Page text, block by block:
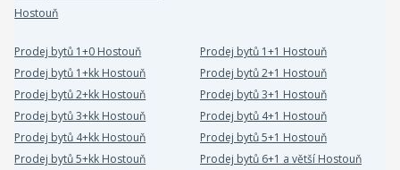
Hostouň
Prodej bytů 1+0 Hostouň
Prodej bytů 1+1 Hostouň
Prodej bytů 1+kk Hostouň
Prodej bytů 2+1 Hostouň
Prodej bytů 2+kk Hostouň
Prodej bytů 3+1 Hostouň
Prodej bytů 3+kk Hostouň
Prodej bytů 4+1 Hostouň
Prodej bytů 4+kk Hostouň
Prodej bytů 5+1 Hostouň
Prodej bytů 5+kk Hostouň
Prodej bytů 6+1 a větší Hostouň